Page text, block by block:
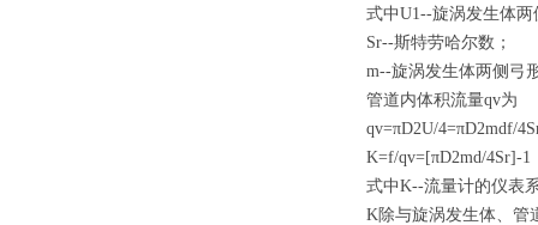
式中U1--旋涡发生体两
Sr--斯特劳哈尔数；
m--旋涡发生体两侧弓
管道内体积流量qv为
qv=πD2U/4=πD2mdf/
K=f/qv=[πD2md/4Sr]-1
式中K--流量计的仪表
K除与旋涡发生体、管